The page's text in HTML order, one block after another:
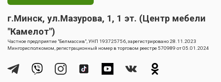
г.Минск, ул.Мазурова, 1, 1 эт. (Центр мебели
"Камелот")
Частное предприятие "Белмассив", УНП 193725756, зарегистрировано 28.11.2023
Мингорисполкомом, регистрационный номер в торговом реестре 570989 от 05.01.2024